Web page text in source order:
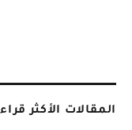
المقالات الأكثر